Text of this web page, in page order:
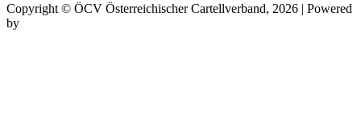
Copyright © ÖCV Österreichischer Cartellverband, 2026 | Powered
by